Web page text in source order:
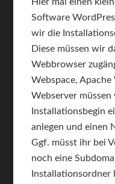
Software
wir die
Diese müssen wir
Webbrowser
Webspace,
Webserver
Installationsbegin
anlegen und einen
Ggf. müsst ihr bei
noch eine
Installationsordner